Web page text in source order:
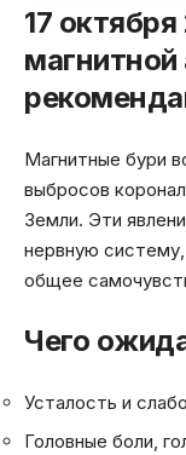
17
магнитной
Магнитные бури
выбросов
Земли. Эти
нервную
общее
Чего
Усталость и
Головные боли,